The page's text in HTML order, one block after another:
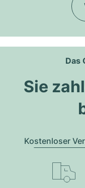
Das
Sie
Kostenloser